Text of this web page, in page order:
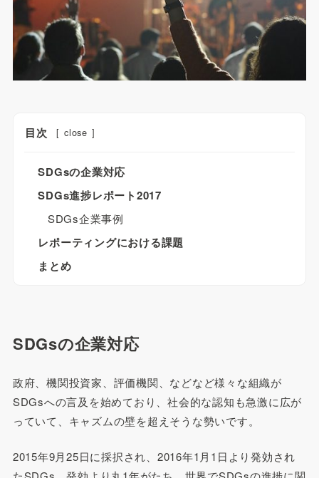
目次 [ close ]
SDGsの企業対応
SDGs進捗レポート2017
SDGs企業事例
レポーティングにおける課題
まとめ
SDGsの企業対応
政府、機関投資家、評価機関、などなど様々な組織が
SDGsへの言及を始めており、社会的な認知も急激に広が
っていて、キャズムの壁を超えそうな勢いです。
2015年9月25日に採択され、2016年1月1日より発効され